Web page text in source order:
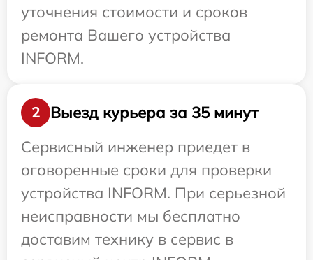
уточнения стоимости и сроков
ремонта Вашего устройства
INFORM.
2
Выезд курьера за 35 минут
Сервисный инженер приедет в
оговоренные сроки для проверки
устройства INFORM. При серьезной
неисправности мы бесплатно
доставим технику в сервис в